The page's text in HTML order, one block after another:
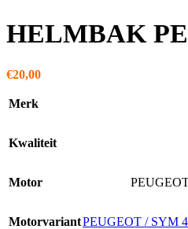
HELMBAK
€20,00
Merk
Kwaliteit
Motor
MotorvariantPEUGEOT / SYM